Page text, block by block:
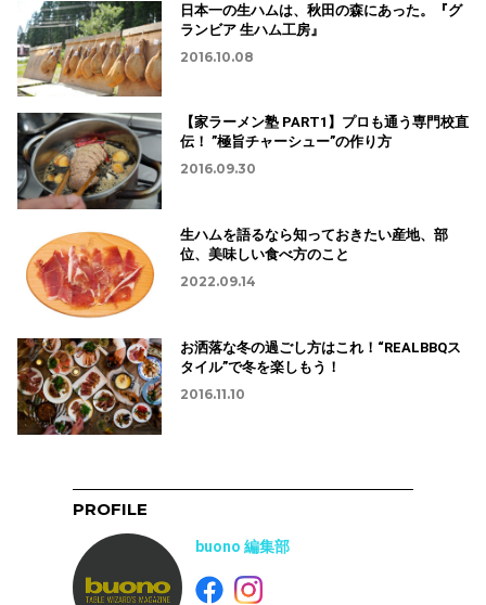
日本一の生ハムは、秋田の森にあった。『グ
ランビア 生ハム工房』
2016.10.08
【家ラーメン塾 PART1】プロも通う専門校直
伝！ ”極旨チャーシュー”の作り方
2016.09.30
生ハムを語るなら知っておきたい産地、部
位、美味しい食べ方のこと
2022.09.14
お洒落な冬の過ごし方はこれ！“REALBBQス
タイル”で冬を楽しもう！
2016.11.10
PROFILE
buono 編集部